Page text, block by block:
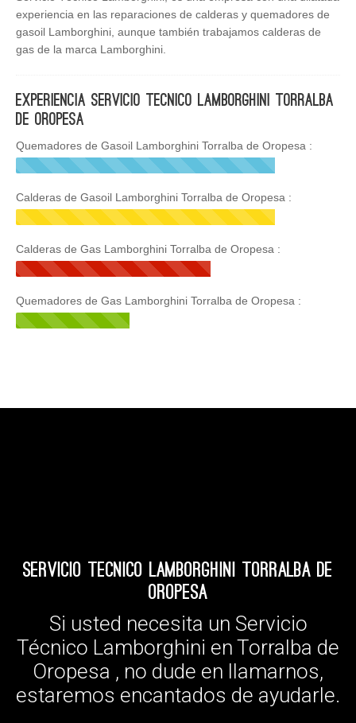
experiencia en las reparaciones de calderas y quemadores de
gasoil Lamborghini, aunque también trabajamos calderas de
gas de la marca Lamborghini.
Experiencia Servicio Tecnico Lamborghini Torralba
de Oropesa
Quemadores de Gasoil Lamborghini Torralba de Oropesa :
Calderas de Gasoil Lamborghini Torralba de Oropesa :
Calderas de Gas Lamborghini Torralba de Oropesa :
Quemadores de Gas Lamborghini Torralba de Oropesa :
Servicio Tecnico Lamborghini Torralba de
Oropesa
Si usted necesita un Servicio
Técnico Lamborghini en Torralba de
Oropesa , no dude en llamarnos,
estaremos encantados de ayudarle.